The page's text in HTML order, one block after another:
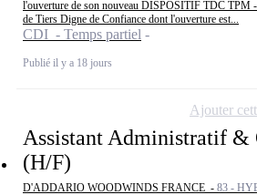
l'ouverture de son nouveau DISPOSITIF TDC TPM
de Tiers Digne de Confiance dont l'ouverture est...
CDI - Temps partiel
Publié il y a 18 jours
Assistant Administratif &
(H/F)
D'ADDARIO WOODWINDS FRANCE - 83 -
Ajouter